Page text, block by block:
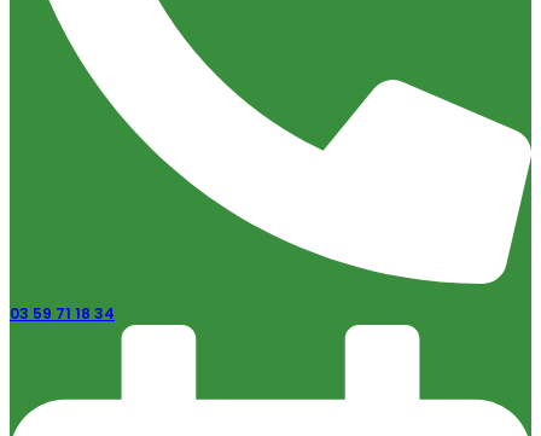
03 59 71 18 34